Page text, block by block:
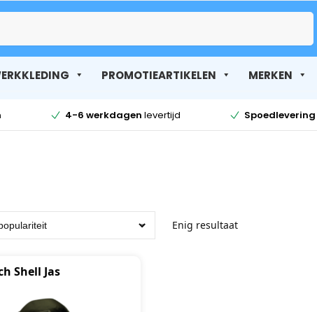
PROMOTIEARTIKELEN MERKEN
4-6 werkdagen levertijd Spoedlevering
Enig resultaat
Shell Jas